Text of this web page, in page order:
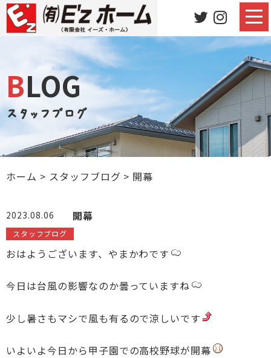
BLOG
スタッフブログ
ホーム > スタッフブログ > 開幕
2023.08.06 開幕
スタッフブログ
おはようございます、やまかわです
今日は台風の影響なのか曇っていますね
少し暑さもマシで風も有るので涼しいです
いよいよ今日から甲子園での高校野球が開幕